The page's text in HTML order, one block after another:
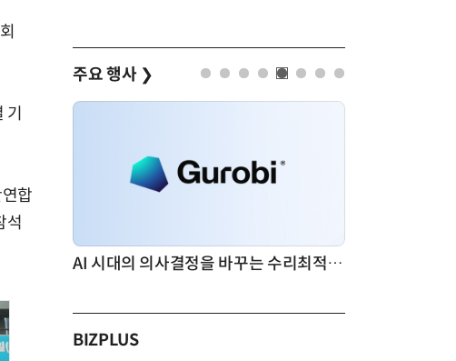
합
석
주요 행사 ❯
AI 시대의 의사결정을 바꾸는 수리최적화(Optimization): 실제 산업 적용 사례와 활용 전략
BIZPLUS